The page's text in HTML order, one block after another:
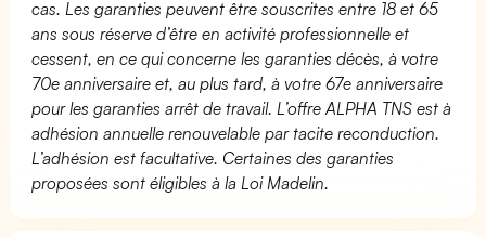
cas. Les garanties peuvent être souscrites entre 18 et 65
ans sous réserve d’être en activité professionnelle et
cessent, en ce qui concerne les garanties décès, à votre
70e anniversaire et, au plus tard, à votre 67e anniversaire
pour les garanties arrêt de travail. L’offre ALPHA TNS est à
adhésion annuelle renouvelable par tacite reconduction.
L’adhésion est facultative. Certaines des garanties
proposées sont éligibles à la Loi Madelin.